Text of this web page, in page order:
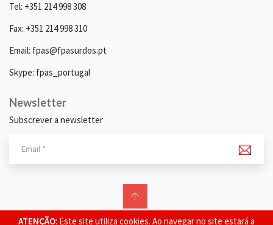
ATENÇÃO: Este site utiliza cookies. Ao navegar no site estará a
Tel: +351 214 998 308
Fax: +351 214 998 310
Email: fpas@fpasurdos.pt
Skype: fpas_portugal
Newsletter
Subscrever a newsletter
© 2026 FPAS. Todos os direitos reservados.